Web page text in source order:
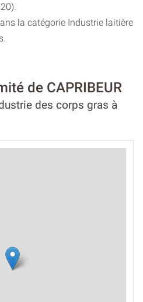
la catégorie Industrie laitière
de CAPRIBEUR
des corps gras à